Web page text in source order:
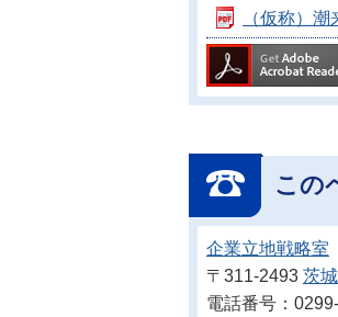
（仮称）
この
企業立地戦略室
〒311-2493 茨
電話番号：